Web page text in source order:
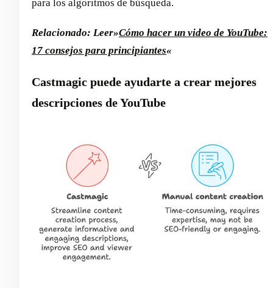
para los algoritmos de búsqueda.
Relacionado: Leer»Cómo hacer un video de YouTube:
17 consejos para principiantes«
Castmagic puede ayudarte a crear mejores
descripciones de YouTube